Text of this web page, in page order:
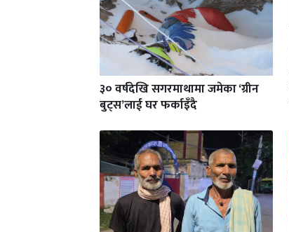
३० वर्षदेखि सगरमाथामा जमेका ‘ग्रीन
बुट्स’लाई घर फर्काइँदै